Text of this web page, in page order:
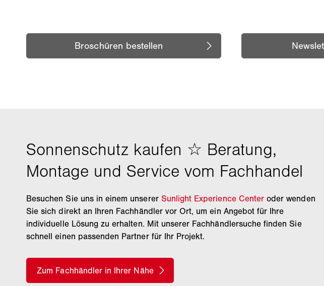
Besuchen Sie uns in einem unserer Sunlight Experience Center oder wenden
Sie sich direkt an Ihren Fachhändler vor Ort, um ein Angebot für Ihre
individuelle Lösung zu erhalten. Mit unserer Fachhändlersuche finden Sie
schnell einen passenden Partner für Ihr Projekt.